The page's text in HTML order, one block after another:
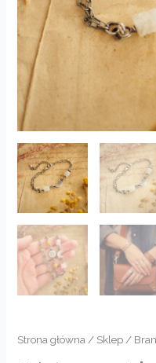
Strona główna / Sklep /